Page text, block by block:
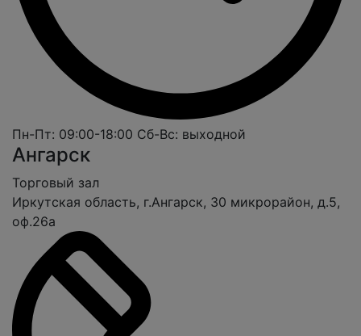
Пн-Пт: 09:00-18:00 Сб-Вс: выходной
Ангарск
Торговый зал
Иркутская область, г.Ангарск, 30 микрорайон, д.5,
оф.26а